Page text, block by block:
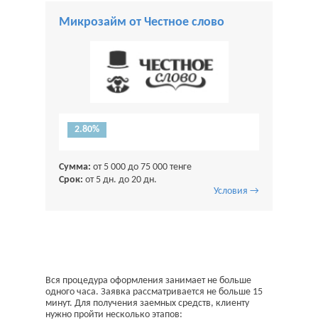
Микрозайм от Честное слово
2.80%
Сумма: от 5 000 до 75 000 тенге
Срок: от 5 дн. до 20 дн.
Условия →
Вся процедура оформления занимает не больше
одного часа. Заявка рассматривается не больше 15
минут. Для получения заемных средств, клиенту
нужно пройти несколько этапов: